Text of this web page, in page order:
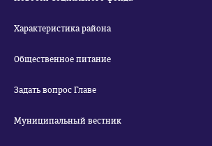
Характеристика района
Общественное питание
Задать вопрос Главе
Муниципальный вестник